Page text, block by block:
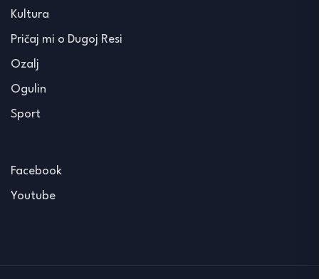
Kultura
Pričaj mi o Dugoj Resi
Ozalj
Ogulin
Sport
Facebook
Youtube